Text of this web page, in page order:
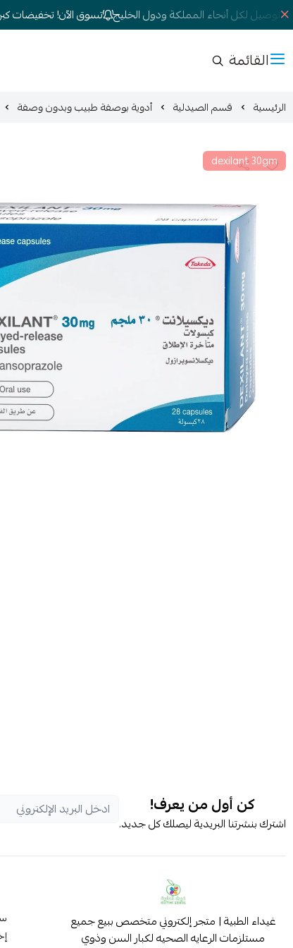
توصيل لكل أنحاء المملكة ودول الخليج تسوق الآن! تخفيضات كبرى
القائمة
الرئيسية قسم الصيدلية أدوية بوصفة طبيب وبدون وصفة
dexilant 30gm
كن أول من يعرف!
اشترك بنشرتنا البريدية ليصلك كل جديد.
غيداء الطبية | متجر إلكتروني متخصص ببيع جميع
مستلزمات الرعايه الصحيه لكبار السن وذوي